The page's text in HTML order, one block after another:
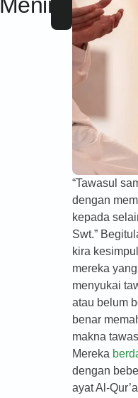
“Tawasul
dengan
kepada
Swt.”
kira
mereka
menyukai
atau belum
benar
makna
Mereka
dengan
ayat Al-